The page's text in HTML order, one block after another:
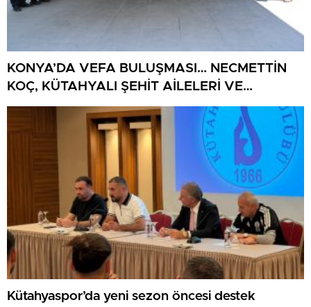
KONYA’DA VEFA BULUŞMASI… NECMETTİN
KOÇ, KÜTAHYALI ŞEHİT AİLELERİ VE
GAZİLERİ AĞIRLADI
Kütahyaspor’da yeni sezon öncesi destek